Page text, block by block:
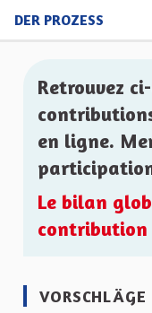
DER PROZESS
Retrouvez
en ligne.
Le bilan
contribution
VORSCHLÄGE